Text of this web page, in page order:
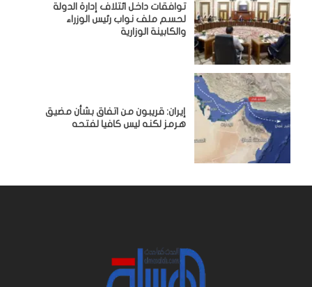
توافقات داخل ائتلاف إدارة الدولة
لحسم ملف نواب رئيس الوزراء
والكابينة الوزارية
إيران: قريبون من اتفاق بشأن مضيق
هرمز لكنه ليس كافيا لفتحه